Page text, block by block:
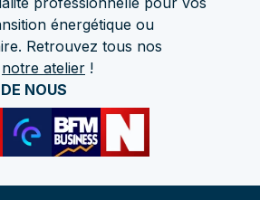
énergétique ou
Retrouvez tous nos
notre atelier !
NOUS